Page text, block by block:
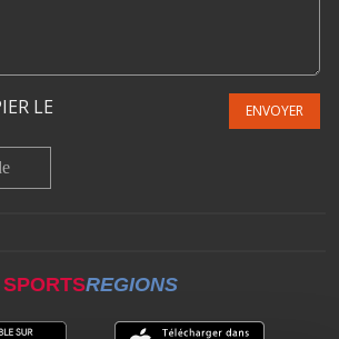
LE
ENVOYER
SPORTSREGIONS